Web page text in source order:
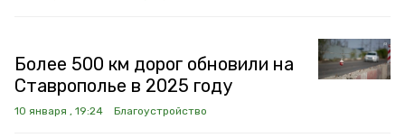
Более 500 км дорог обновили на
Ставрополье в 2025 году
10 января , 19:24 Благоустройство